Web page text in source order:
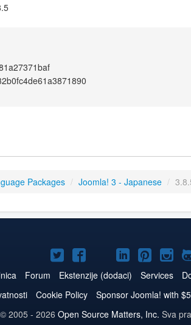
Packages / Joomla! 3 - Japanese /
Joomla!
na
Twitteru
Joomla!
na
Facebooku
Joomla!
na
YouTube
Joomla!
naLinkedIn
na
Pinterest
na
Forum Ekstenzije (dodaci) Services
Cookie Policy Sponsor Joomla! with $5
© 2005 - 2026 Open Source Matters, Inc. Sva